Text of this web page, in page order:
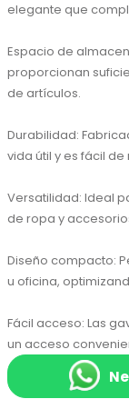
elegante que
Espacio de
proporcionan
de artículos.
Durabilidad:
vida útil y es fácil
Versatilidad: Ideal
de ropa y
Diseño compacto:
u oficina,
Fácil acceso: Las
un acceso